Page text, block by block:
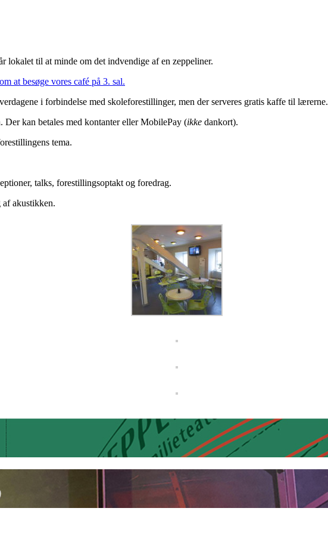
lokalet til at minde om det indvendige af en zeppeliner.
i forbindelse med skoleforestillinger, men der serveres gratis kaffe til lærerne.
kan betales med kontanter eller MobilePay (ikke dankort).
tema.
talks, forestillingsoptakt og foredrag.
akustikken.